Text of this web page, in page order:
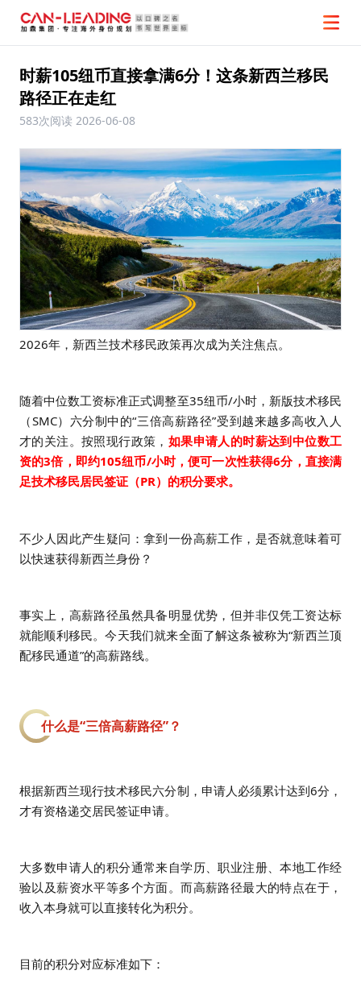
时薪105纽币直接拿满6分！这条新西兰移民
路径正在走红
583次阅读 2026-06-08
2026年，新西兰技术移民政策再次成为关注焦点。
随着中位数工资标准正式调整至35纽币/小时，新版技术移民
（SMC）六分制中的“三倍高薪路径”受到越来越多高收入人
才的关注。按照现行政策， 如果申请人的时薪达到中位数工
资的3倍，即约105纽币/小时，便可一次性获得6分，直接满
足技术移民居民签证（PR）的积分要求。
不少人因此产生疑问：拿到一份高薪工作，是否就意味着可
以快速获得新西兰身份？
事实上，高薪路径虽然具备明显优势，但并非仅凭工资达标
就能顺利移民。今天我们就来全面了解这条被称为“新西兰顶
配移民通道”的高薪路线。
什么是“三倍高薪路径”？
根据新西兰现行技术移民六分制，申请人必须累计达到6分，
才有资格递交居民签证申请。
大多数申请人的积分通常来自学历、职业注册、本地工作经
验以及薪资水平等多个方面。而高薪路径最大的特点在于，
收入本身就可以直接转化为积分。
目前的积分对应标准如下：